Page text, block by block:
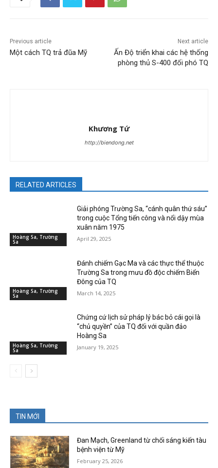
Previous article
Một cách TQ trả đũa Mỹ
Next article
Ấn Độ triển khai các hệ thống
phòng thủ S-400 đối phó TQ
Khương Tứ
http://biendong.net
RELATED ARTICLES
Hoàng Sa, Trường
Sa
Giải phóng Trường Sa, “cánh quân thứ sáu”
trong cuộc Tổng tiến công và nổi dậy mùa
xuân năm 1975
April 29, 2025
Hoàng Sa, Trường
Sa
Đánh chiếm Gạc Ma và các thực thể thuộc
Trường Sa trong mưu đồ độc chiếm Biển
Đông của TQ
March 14, 2025
Hoàng Sa, Trường
Sa
Chứng cứ lịch sử pháp lý bác bỏ cái gọi là
“chủ quyền” của TQ đối với quần đảo
Hoàng Sa
January 19, 2025
TIN MỚI
Đan Mạch, Greenland từ chối sáng kiến tàu
bệnh viện từ Mỹ
February 25, 2026